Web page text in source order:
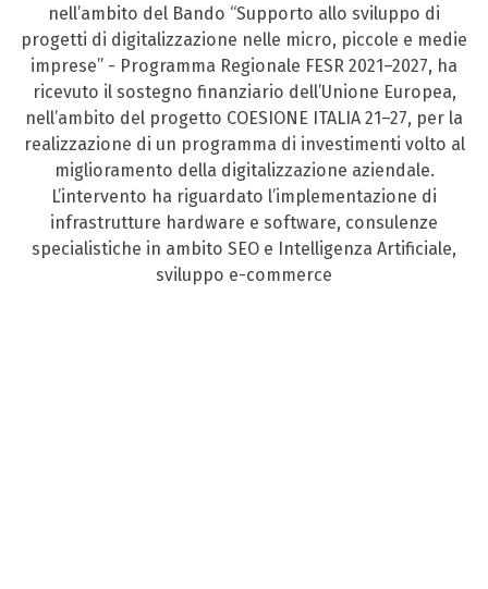
nell’ambito del Bando “Supporto allo sviluppo di
progetti di digitalizzazione nelle micro, piccole e medie
imprese” - Programma Regionale FESR 2021–2027, ha
ricevuto il sostegno finanziario dell’Unione Europea,
nell’ambito del progetto COESIONE ITALIA 21–27, per la
realizzazione di un programma di investimenti volto al
miglioramento della digitalizzazione aziendale.
L’intervento ha riguardato l’implementazione di
infrastrutture hardware e software, consulenze
specialistiche in ambito SEO e Intelligenza Artificiale,
sviluppo e-commerce